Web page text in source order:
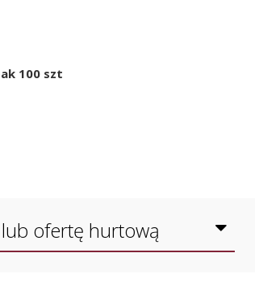
100 szt
ofertę hurtową